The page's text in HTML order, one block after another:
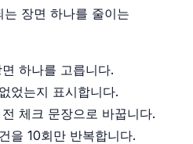
장면 하나를 줄이는
하나를 고릅니다.
었는지 표시합니다.
체크 문장으로 바꿉니다.
을 10회만 반복합니다.